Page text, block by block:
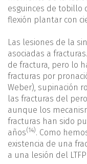
esguinces de tobillo
flexión plantar con
Las lesiones de la
asociadas a
de fractura, pero lo
fracturas por
Weber), supinación
las fracturas del
aunque los
fracturas han sido
años(14). Como
existencia de una
a una lesión del